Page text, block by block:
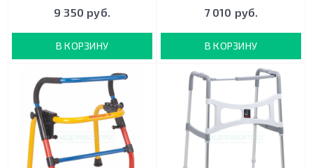
9 350 руб.
В КОРЗИНУ
7 010 руб.
В КОРЗИНУ